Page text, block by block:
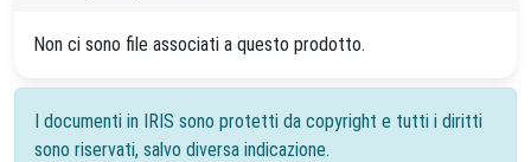
Non ci sono file associati a questo prodotto.
I documenti in IRIS sono protetti da copyright e tutti i diritti
sono riservati, salvo diversa indicazione.